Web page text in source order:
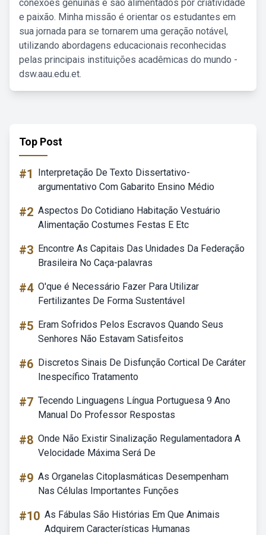
conexões genuínas e são alimentados por criatividade
e paixão. Minha missão é orientar os estudantes em
sua jornada para se tornarem uma geração notável,
utilizando abordagens educacionais reconhecidas
pelas principais instituições acadêmicas do mundo -
dsw.aau.edu.et.
Top Post
#1
Interpretação De Texto Dissertativo-
argumentativo Com Gabarito Ensino Médio
#2 Aspectos Do Cotidiano Habitação Vestuário
Alimentação Costumes Festas E Etc
#3 Encontre As Capitais Das Unidades Da Federação
Brasileira No Caça-palavras
#4 O'que é Necessário Fazer Para Utilizar
Fertilizantes De Forma Sustentável
#5 Eram Sofridos Pelos Escravos Quando Seus
Senhores Não Estavam Satisfeitos
#6 Discretos Sinais De Disfunção Cortical De Caráter
Inespecífico Tratamento
#7 Tecendo Linguagens Língua Portuguesa 9 Ano
Manual Do Professor Respostas
#8 Onde Não Existir Sinalização Regulamentadora A
Velocidade Máxima Será De
#9 As Organelas Citoplasmáticas Desempenham
Nas Células Importantes Funções
#10 As Fábulas São Histórias Em Que Animais
Adquirem Características Humanas